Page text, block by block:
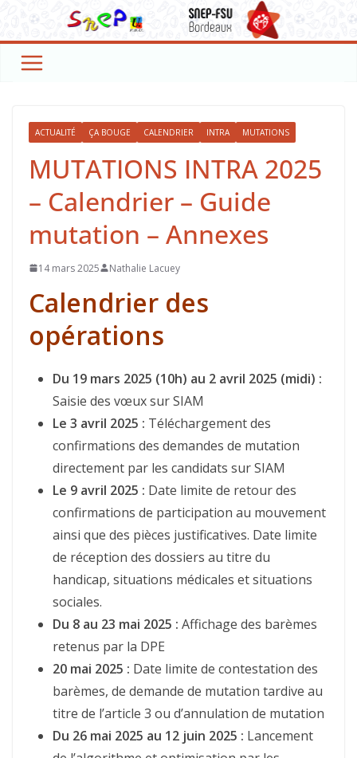
contenu
ACTUALITÉ ÇA BOUGE CALENDRIER INTRA MUTATIONS
MUTATIONS INTRA 2025
– Calendrier – Guide
mutation – Annexes
14 mars 2025 Nathalie Lacuey
Calendrier des
opérations
Du 19 mars 2025 (10h) au 2 avril 2025 (midi) :
Saisie des vœux sur SIAM
Le 3 avril 2025 : Téléchargement des
confirmations des demandes de mutation
directement par les candidats sur SIAM
Le 9 avril 2025 : Date limite de retour des
confirmations de participation au mouvement
ainsi que des pièces justificatives. Date limite
de réception des dossiers au titre du
handicap, situations médicales et situations
sociales.
Du 8 au 23 mai 2025 : Affichage des barèmes
retenus par la DPE
20 mai 2025 : Date limite de contestation des
barèmes, de demande de mutation tardive au
titre de l’article 3 ou d’annulation de mutation
Du 26 mai 2025 au 12 juin 2025 : Lancement